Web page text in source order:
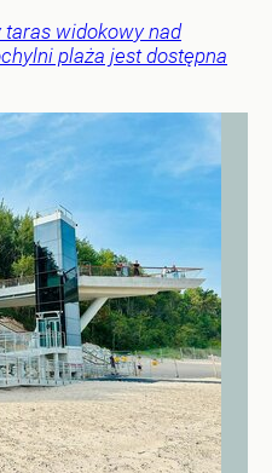
taras widokowy nad
plaża jest dostępna